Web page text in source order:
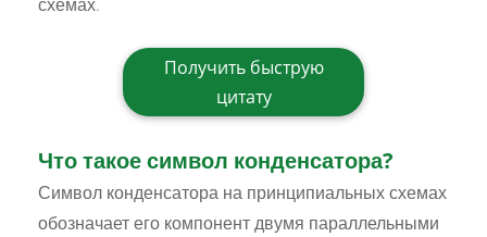
Получить быструю
цитату
Что такое символ конденсатора?
Символ конденсатора на принципиальных схемах
обозначает его компонент двумя параллельными